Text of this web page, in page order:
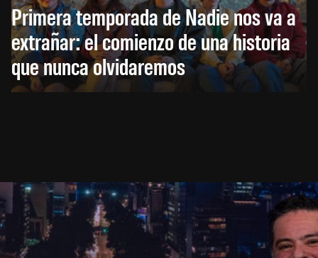
Primera temporada de Nadie nos va a
extrañar: el comienzo de una historia
que nunca olvidaremos